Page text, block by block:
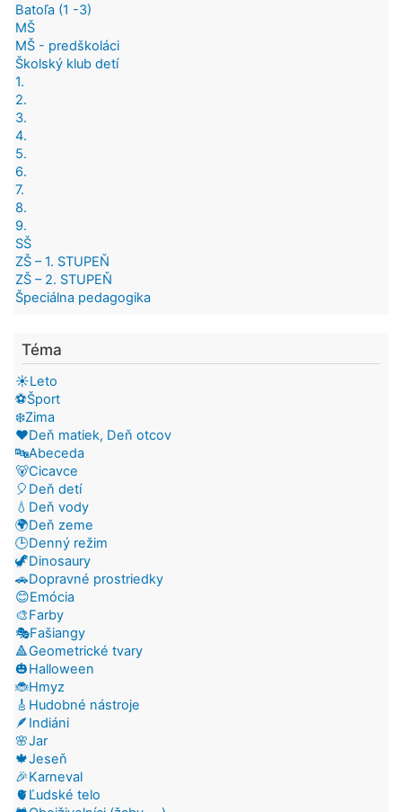
Batoľa (1 -3)
MŠ
MŠ - predškoláci
Školský klub detí
1.
2.
3.
4.
5.
6.
7.
8.
9.
SŠ
ZŠ – 1. STUPEŇ
ZŠ – 2. STUPEŇ
Špeciálna pedagogika
Téma
☀️Leto
⚽Šport
❄️Zima
❤️Deň matiek, Deň otcov
🔤Abeceda
🐻Cicavce
🎈Deň detí
💧Deň vody
🌍Deň zeme
🕒Denný režim
🦖Dinosaury
🚗Dopravné prostriedky
😊Emócia
🎨Farby
🎭Fašiangy
🔺Geometrické tvary
🎃Halloween
🐞Hmyz
🎸Hudobné nástroje
🪶Indiáni
🌸Jar
🍁Jeseň
🎉Karneval
🫀Ľudské telo